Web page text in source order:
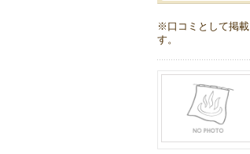
※口コミとして掲
す。